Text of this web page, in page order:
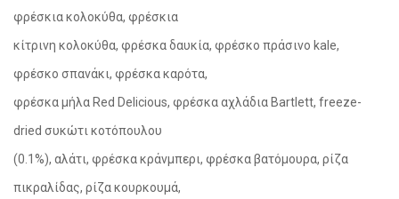
φρέσκια κολοκύθα, φρέσκια
κίτρινη κολοκύθα, φρέσκα δαυκία, φρέσκο πράσινο kale,
φρέσκο σπανάκι, φρέσκα καρότα,
φρέσκα μήλα Red Delicious, φρέσκα αχλάδια Bartlett, freeze-
dried συκώτι κοτόπουλου
(0.1%), αλάτι, φρέσκα κράνμπερι, φρέσκα βατόμουρα, ρίζα
πικραλίδας, ρίζα κουρκουμά,